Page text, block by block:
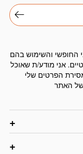
החופשי והשימוש בהם
אני מודע/ת שאוכל
הפרטים שלי
האתר